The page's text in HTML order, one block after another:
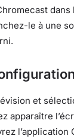
le à une
et
apparaître
l’application